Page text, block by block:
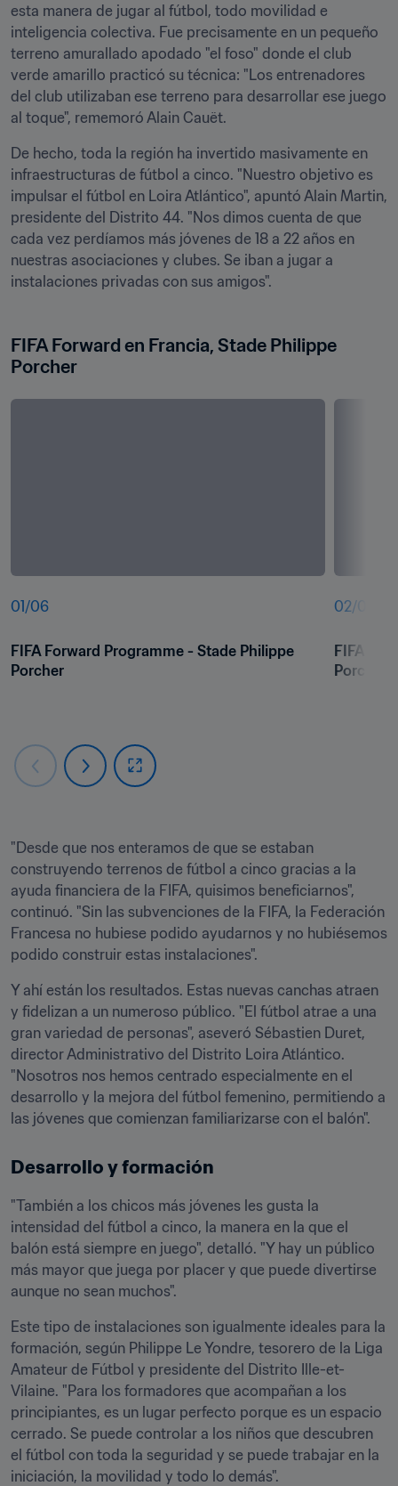
esta manera de jugar al fútbol, todo movilidad e
inteligencia colectiva. Fue precisamente en un pequeño
terreno amurallado apodado "el foso" donde el club
verde amarillo practicó su técnica: "Los entrenadores
del club utilizaban ese terreno para desarrollar ese juego
al toque", rememoró Alain Cauët.
De hecho, toda la región ha invertido masivamente en
infraestructuras de fútbol a cinco. "Nuestro objetivo es
impulsar el fútbol en Loira Atlántico", apuntó Alain Martin,
presidente del Distrito 44. "Nos dimos cuenta de que
cada vez perdíamos más jóvenes de 18 a 22 años en
nuestras asociaciones y clubes. Se iban a jugar a
instalaciones privadas con sus amigos".
FIFA Forward en Francia, Stade Philippe
Porcher
01 /06
FIFA Forward Programme - Stade Philippe
Porcher
02/06
FIFA
Porcher
"Desde que nos enteramos de que se estaban
construyendo terrenos de fútbol a cinco gracias a la
ayuda financiera de la FIFA, quisimos beneficiarnos",
continuó. "Sin las subvenciones de la FIFA, la Federación
Francesa no hubiese podido ayudarnos y no hubiésemos
podido construir estas instalaciones".
Y ahí están los resultados. Estas nuevas canchas atraen
y fidelizan a un numeroso público. "El fútbol atrae a una
gran variedad de personas", aseveró Sébastien Duret,
director Administrativo del Distrito Loira Atlántico.
"Nosotros nos hemos centrado especialmente en el
desarrollo y la mejora del fútbol femenino, permitiendo a
las jóvenes que comienzan familiarizarse con el balón".
Desarrollo y formación
"También a los chicos más jóvenes les gusta la
intensidad del fútbol a cinco, la manera en la que el
balón está siempre en juego", detalló. "Y hay un público
más mayor que juega por placer y que puede divertirse
aunque no sean muchos".
Este tipo de instalaciones son igualmente ideales para la
formación, según Philippe Le Yondre, tesorero de la Liga
Amateur de Fútbol y presidente del Distrito Ille-et-
Vilaine. "Para los formadores que acompañan a los
principiantes, es un lugar perfecto porque es un espacio
cerrado. Se puede controlar a los niños que descubren
el fútbol con toda la seguridad y se puede trabajar en la
iniciación, la movilidad y todo lo demás".